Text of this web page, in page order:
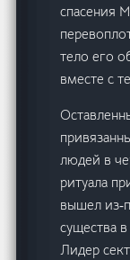
спасения
тело его
вместе с
людей в
ритуала
вышел
существа
Лидер